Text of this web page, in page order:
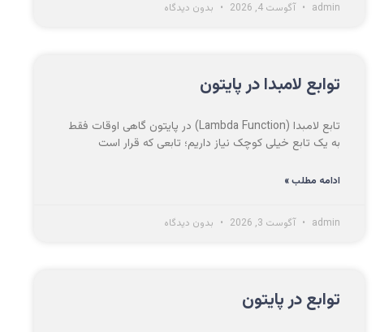
admin آگوست 4, 2026 بدون دیدگاه
توابع لامبدا در پایتون
تابع لامبدا (Lambda Function) در پایتون گاهی اوقات فقط
به یک تابع خیلی کوچک نیاز داریم؛ تابعی که قرار است
ادامه مطلب »
admin آگوست 3, 2026 بدون دیدگاه
توابع در پایتون